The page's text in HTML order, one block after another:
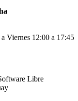
Viernes 12:00 a 17:45
Libre